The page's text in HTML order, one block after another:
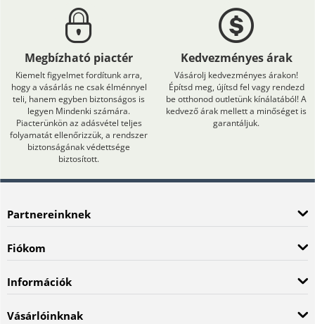
Megbízható piactér
Kiemelt figyelmet fordítunk arra,
hogy a vásárlás ne csak élménnyel
teli, hanem egyben biztonságos is
legyen Mindenki számára.
Piacterünkön az adásvétel teljes
folyamatát ellenőrizzük, a rendszer
biztonságának védettsége
biztosított.
Kedvezményes árak
Vásárolj kedvezményes árakon!
Építsd meg, újítsd fel vagy rendezd
be otthonod outletünk kínálatából! A
kedvező árak mellett a minőséget is
garantáljuk.
Partnereinknek
Fiókom
Információk
Vásárlóinknak